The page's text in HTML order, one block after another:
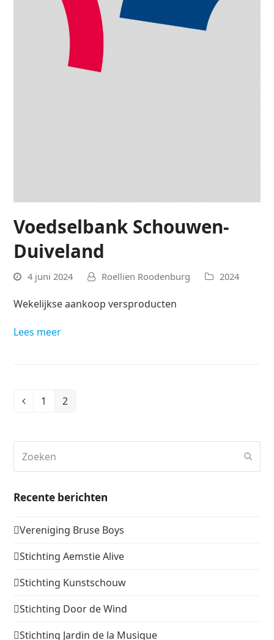
Voedselbank Schouwen-
Duiveland
4 juni 2024 Roellien Roodenburg 2024
Wekelijkse aankoop versproducten
Lees meer
VorigePage
1 Page
2
Recente berichten
Vereniging Bruse Boys
Stichting Aemstie Alive
Stichting Kunstschouw
Stichting Door de Wind
Stichting Jardin de la Musique